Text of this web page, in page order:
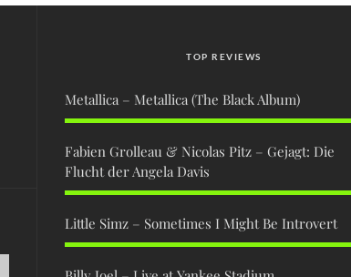
TOP REVIEWS
Metallica – Metallica (The Black Album)
Fabien Grolleau & Nicolas Pitz – Gejagt: Die
Flucht der Angela Davis
Little Simz – Sometimes I Might Be Introvert